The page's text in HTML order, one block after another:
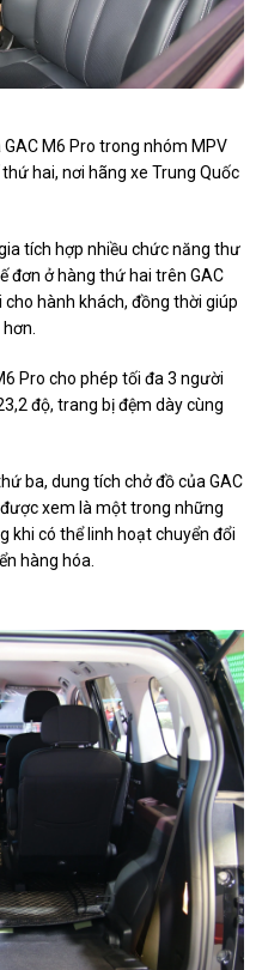
M6 Pro trong nhóm MPV
hai, nơi hãng xe Trung Quốc
tích hợp nhiều chức năng thư
đơn ở hàng thứ hai trên GAC
hành khách, đồng thời giúp
Pro cho phép tối đa 3 người
độ, trang bị đệm dày cùng
ba, dung tích chở đồ của GAC
xem là một trong những
khi có thể linh hoạt chuyển đổi
hàng hóa.